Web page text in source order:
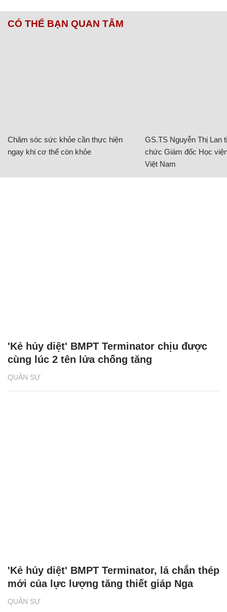
CÓ THỂ BẠN QUAN TÂM
Chăm sóc sức khỏe cần thực hiện
ngay khi cơ thể còn khỏe
GS.TS Nguyễn Thị Lan
chức Giám đốc Học
Việt Nam
QUÂN SỰ
'Kẻ hủy diệt' BMPT Terminator chịu được
cùng lúc 2 tên lửa chống tăng
QUÂN SỰ
'Kẻ hủy diệt' BMPT Terminator, lá chắn thép
mới của lực lượng tăng thiết giáp Nga